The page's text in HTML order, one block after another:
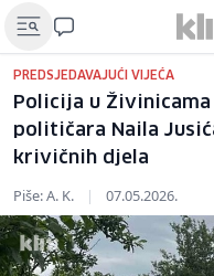
PREDSJEDAVAJUĆI VIJEĆA
Policija u
političara Naila
krivičnih djela
Piše: A. K. | 07.05.2026.